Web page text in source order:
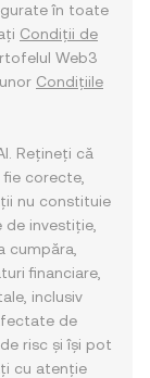
în toate
Condiții de
Web3
Condițiile
Rețineți că
corecte,
nu constituie
investiție,
cumpăra,
financiare,
inclusiv
de
risc și își pot
cu atenție